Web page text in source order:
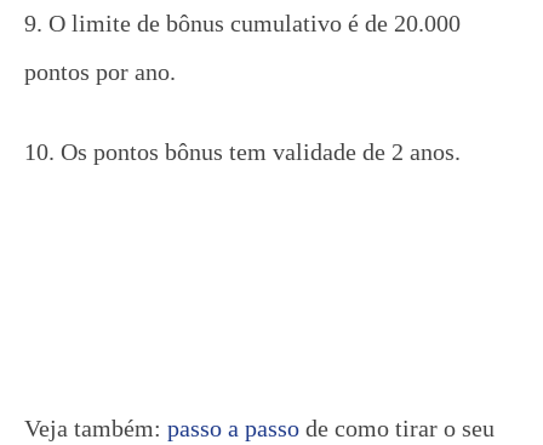
9. O limite de bônus cumulativo é de 20.000
pontos por ano.
10. Os pontos bônus tem validade de 2 anos.
Veja também: passo a passo de como tirar o seu